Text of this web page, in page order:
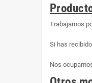
Trabajamos
Si has
Nos